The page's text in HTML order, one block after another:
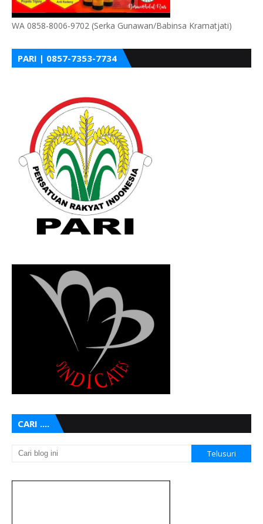
WA 0858-8006-9702 (Serka Gunawan/Babinsa Kramatjati)
PARI | 0857-7353-7734
CARI ....